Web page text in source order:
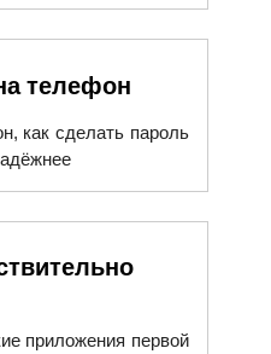
телефон
как сделать пароль
приложения первой